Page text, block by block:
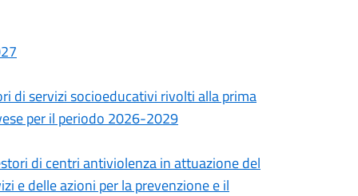
di servizi socioeducativi rivolti alla prima
per il periodo 2026-2029
di centri antiviolenza in attuazione del
e delle azioni per la prevenzione e il